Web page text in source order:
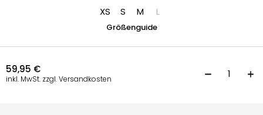
XS S M L
Größenguide
59,95 €
inkl. MwSt. zzgl. Versandkosten